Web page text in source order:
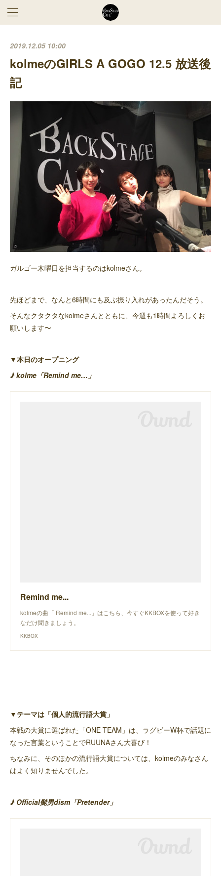
2019.12.05 10:00
kolmeのGIRLS A GOGO 12.5 放送後
記
ガルゴー木曜日を担当するのはkolmeさん。
先ほどまで、なんと6時間にも及ぶ振り入れがあったんだそう。
そんなクタクタなkolmeさんとともに、今週も1時間よろしくお
願いします〜
▼本日のオープニング
♪ kolme「Remind me…」
Remind me...
kolmeの曲「 Remind me...」はこちら、今すぐKKBOXを使って好き
なだけ聞きましょう。
KKBOX
▼テーマは「個人的流行語大賞」
本戦の大賞に選ばれた「ONE TEAM」は、ラグビーW杯で話題に
なった言葉ということでRUUNAさん大喜び！
ちなみに、そのほかの流行語大賞については、kolmeのみなさん
はよく知りませんでした。
♪ Official髭男dism「Pretender」